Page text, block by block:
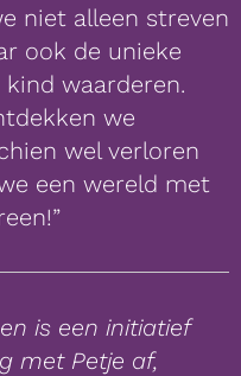
niet alleen streven
ook de unieke
waarderen.
we
wel verloren
een wereld met
is een initiatief
met Petje af,